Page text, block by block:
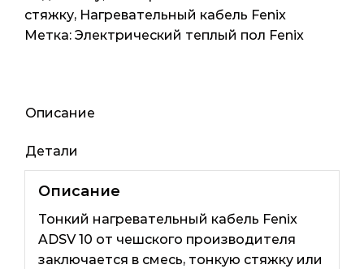
18420
3.3м2
стяжку, Нагревательный кабель Fenix
Метка: Электрический теплый пол Fenix
Описание
Детали
Описание
Тонкий нагревательный кабель Fenix ​​
ADSV 10 от чешского производителя
заключается в смесь, тонкую стяжку или